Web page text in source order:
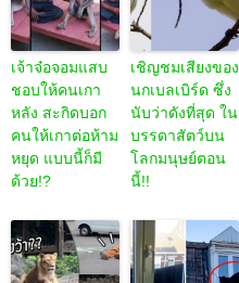
เจ้าจ๋อจอมแสบ
ชอบให้คนเกา
หลัง สะกิดบอก
คนให้เกาต่อห้าม
หยุด แบบนี้ก็มี
ด้วย!?
เชิญชมเสียงของ
นกเบลเบิร์ด ซึ่ง
นับว่าดังที่สุด ใน
บรรดาสัตว์บน
โลกมนุษย์ตอน
นี้!!